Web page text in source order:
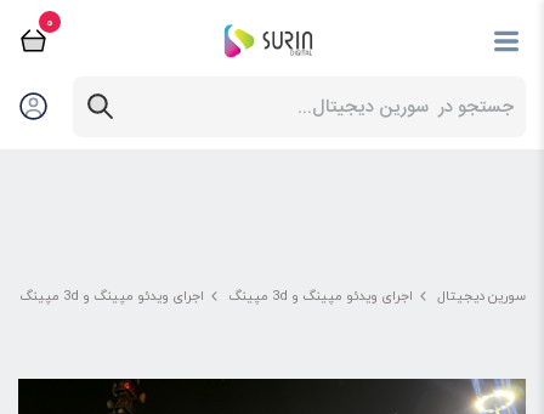
0
سورین دیجیتال اجرای ویدئو مپینگ و 3d مپینگ اجرای ویدئو مپینگ و 3d مپینگ